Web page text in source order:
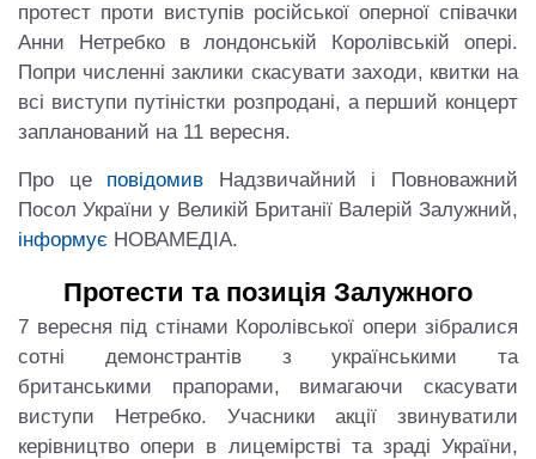
протест проти виступів російської оперної співачки
Анни Нетребко в лондонській Королівській опері.
Попри численні заклики скасувати заходи, квитки на
всі виступи путіністки розпродані, а перший концерт
запланований на 11 вересня.
Про це повідомив Надзвичайний і Повноважний
Посол України у Великій Британії Валерій Залужний,
інформує НОВАМЕДІА.
Протести та позиція Залужного
7 вересня під стінами Королівської опери зібралися
сотні демонстрантів з українськими та
британськими прапорами, вимагаючи скасувати
виступи Нетребко. Учасники акції звинуватили
керівництво опери в лицемірстві та зраді України,